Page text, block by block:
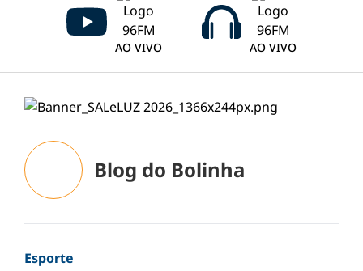
AO VIVO AO VIVO
Blog do Bolinha
Esporte